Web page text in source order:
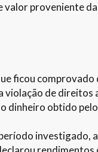
proveniente
ficou
violação de direitos
dinheiro obtido
investigado,